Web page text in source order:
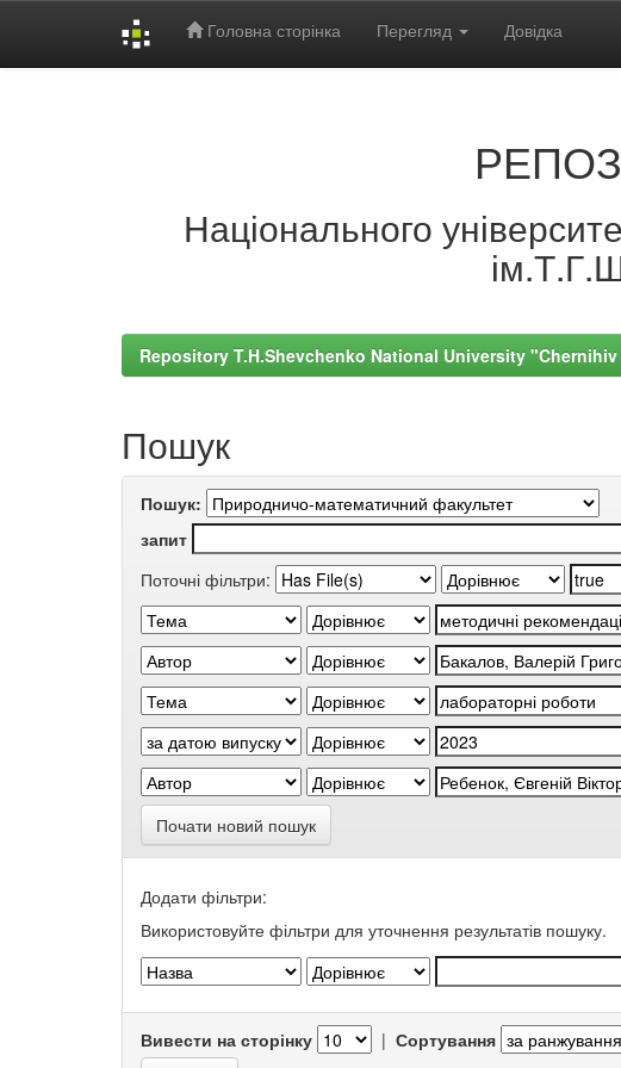
Головна сторінка Перегляд Довідка
Національного
Repository T.H.Shevchenko National University
Пошук
Пошук:
запит
Поточні фільтри:
Почати новий пошук
Додати фільтри:
Використовуйте фільтри для уточнення результатів пошуку.
Вивести на сторінку | Сортування